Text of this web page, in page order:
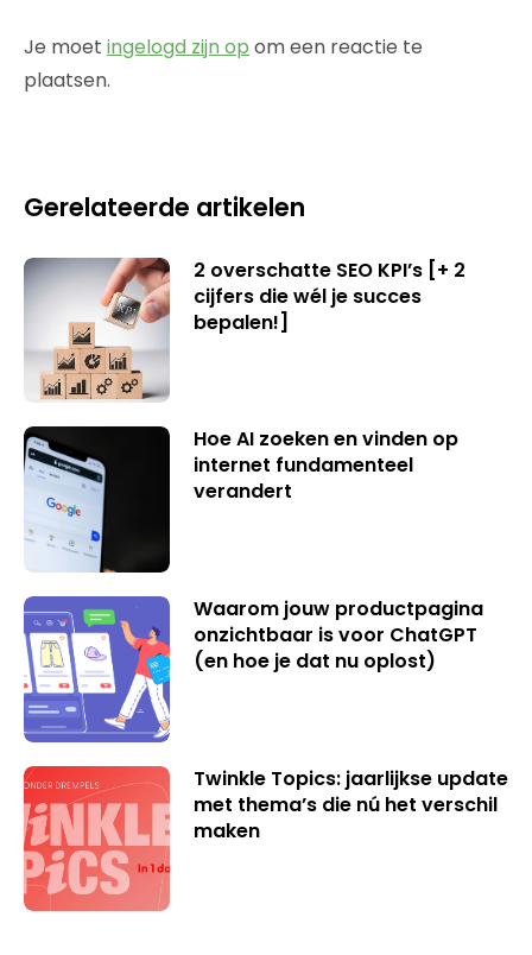
Je moet ingelogd zijn op om een reactie te
plaatsen.
Gerelateerde artikelen
2 overschatte SEO KPI’s [+ 2
cijfers die wél je succes
bepalen!]
Hoe AI zoeken en vinden op
internet fundamenteel
verandert
Waarom jouw productpagina
onzichtbaar is voor ChatGPT
(en hoe je dat nu oplost)
Twinkle Topics: jaarlijkse update
met thema’s die nú het verschil
maken